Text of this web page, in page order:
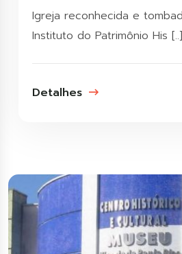
Igreja reconhecida e
Instituto do Patrimônio His [..]
Detalhes